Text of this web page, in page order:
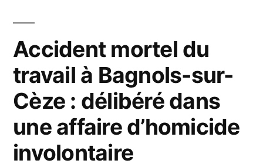
Accident mortel du
travail à Bagnols-sur-
Cèze : délibéré dans
une affaire d’homicide
involontaire